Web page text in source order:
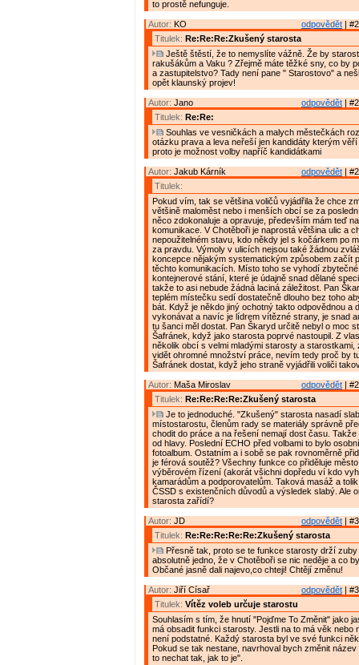
to prostě nefunguje.
odpovědět |
Autor: KO
Titulek: Re:Re:Re:Zkušený starosta
Ještě štěstí, že to nemyslíte vážně. Že by
rakušákům a Vaku ? Zřejmě máte těžké sny, co by
a zastupitelstvo? Tady není pane " Starostovo" a
opět klaunský projev!
odpovědět |
Autor: Jano
Titulek: Re:Re:
Souhlas ve vesničkách a malych městečkách
otázku prava a leva neřeší jen kandidáty kterým
proto je možnost volby napříč kandidátkami
odpovědět |
Autor: Jakub Kárník
Titulek:
Pokud vím, tak se většina voličů vyjádřila že chce
většině maloměst nebo i menších obcí se za
něco zdokonaluje a opravuje, především mám teď
komunikace. V Chotěboři je naprostá většina ulic a
nepoužitelném stavu, kdo někdy jel s kočárkem po
za pravdu. Výmoly v ulicích nejsou také žádnou
koncepce nějakým systematickým způsobem začít
těchto komunikacích. Místo toho se vyhodí
kontejnerové stání, které je údajně snad dělané
takže to asi nebude žádná laciná záležitost. Pan
teplém místečku sedí dostatečně dlouho bez toho
bát. Když je někdo jiný ochotný takto odpovědnou a
vykonávat a navíc je lídrem vítězné strany, je snad
tu šanci měl dostat. Pan Škaryd určitě nebyl o moc
Šafránek, když jako starosta poprvé nastoupil. Z
několik obcí s velmi mladými starosty a starostkami,
vidět ohromné množství práce, nevím tedy proč by
Šafránek dostat, když jeho straně vyjádřili voliči
odpovědět |
Autor: Maša Miroslav
Titulek: Re:Re:Re:Re:Zkušený starosta
Je to jednoduché. "Zkušený" starosta nasadí
místostarostu, členům rady se materiály správně
chodit do práce a na řešení nemají dost času.
od hlavy. Poslední ECHO před volbami to bylo
fotoalbum. Ostatním a i sobě se pak rovnoměrně
je férová soutěž? Všechny funkce co přiděluje
výběrovém řízení (akorát všichni dopředu ví kdo
kamarádům a podporovatelům. Taková masáž a
ČSSD s existenčních důvodů a výsledek slabý. Ale
starosta zařídí?
odpovědět |
Autor: JD
Titulek: Re:Re:Re:Re:Re:Zkušený starosta
Přesně tak, proto se te funkce starosty drží zuby
absolutně jedno, že v Chotěboři se nic neděje a co
Občané jasně dali najevo,co chteji! Chtějí změnu!
odpovědět |
Autor: Jiří Císař
Titulek: Vítěz voleb určuje starostu
Souhlasím s tím, že hnutí "Pojďme To Změnit" jako
má obsadit funkci starosty. Jestli na to má věk nebo
není podstatné. Každý starosta byl ve své funkci
Pokud se tak nestane, navrhoval bych změnit název
to nechat tak, jak to je".